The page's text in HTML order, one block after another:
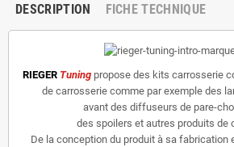
DESCRIPTION FICHE TECHNIQUE
RIEGER Tuning propose des kits carrosserie
de carrosserie comme par exemple des
avant des diffuseurs de pare-
des spoilers et autres produits de
De la conception du produit à sa fabrication